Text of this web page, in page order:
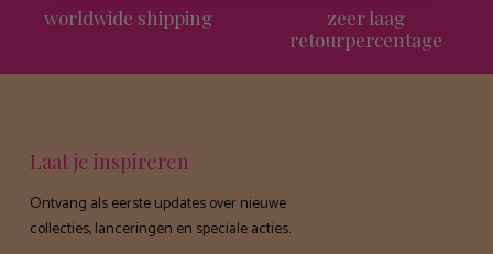
worldwide shipping
zeer laag
retourpercentage
Laat je inspireren
Ontvang als eerste updates over nieuwe
collecties, lanceringen en speciale acties.